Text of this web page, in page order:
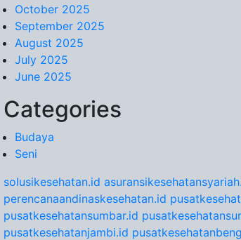
October 2025
September 2025
August 2025
July 2025
June 2025
Categories
Budaya
Seni
solusikesehatan.id
perencanaandinaskesehatan.id
pusatkesehatansumbar.id
pusatkesehatanjambi.id